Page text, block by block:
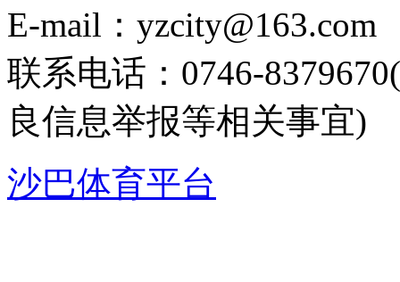
E-mail：yzcity@163.com
联系电话：0746-
良信息举报等相关事宜)
沙巴体育平台